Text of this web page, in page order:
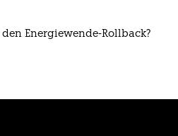
Energiewende-Rollback?